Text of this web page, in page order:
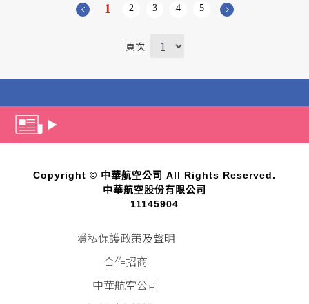
1 2 3 4 5
頁次
Copyright © 中華航空公司 All Rights Reserved.
中華航空股份有限公司
11145904
隱私保護政策及聲明
合作招商
中華航空公司